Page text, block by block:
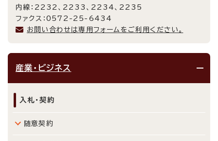
内線：2232、2233、2234、2235
ファクス：0572-25-6434
お問い合わせは専用フォームをご利用ください。
産業・ビジネス
入札・契約
随意契約